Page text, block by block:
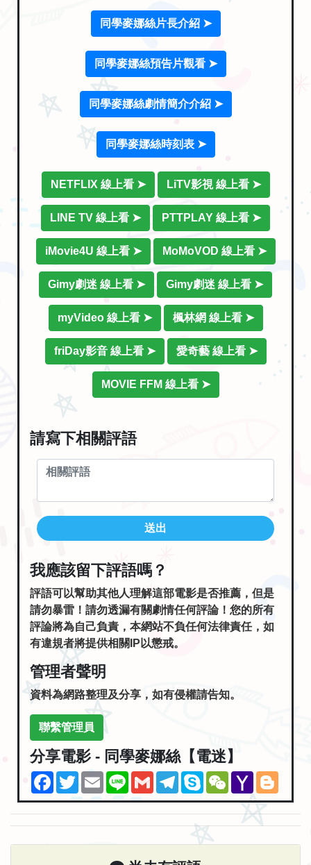
同學麥娜絲片長介紹 ➤
同學麥娜絲預告片觀看 ➤
同學麥娜絲劇情簡介介紹 ➤
同學麥娜絲時刻表 ➤
NETFLIX 線上看 ➤ LiTV影視 線上看 ➤
LINE TV 線上看 ➤ PTTPLAY 線上看 ➤
iMovie4U 線上看 ➤ MoMoVOD 線上看 ➤
Gimy劇迷 線上看 ➤ Gimy劇迷 線上看 ➤
myVideo 線上看 ➤ 楓林網 線上看 ➤
friDay影音 線上看 ➤ 愛奇藝 線上看 ➤
MOVIE FFM 線上看 ➤
請寫下相關評語
送出
我應該留下評語嗎？
評語可以幫助其他人理解這部電影是否推薦，但是
請勿暴雷！請勿透漏有關劇情任何評論！您的所有
評論將為自己負責，本網站不負任何法律責任，如
有違規者將提供相關IP以懲戒。
管理者聲明
資料為網路整理及分享，如有侵權請告知。
聯繫管理員
分享電影 - 同學麥娜絲【電迷】
Facebook
TwitterEmailLine GmailTelegramSkypeWeChatYahoo
Mail